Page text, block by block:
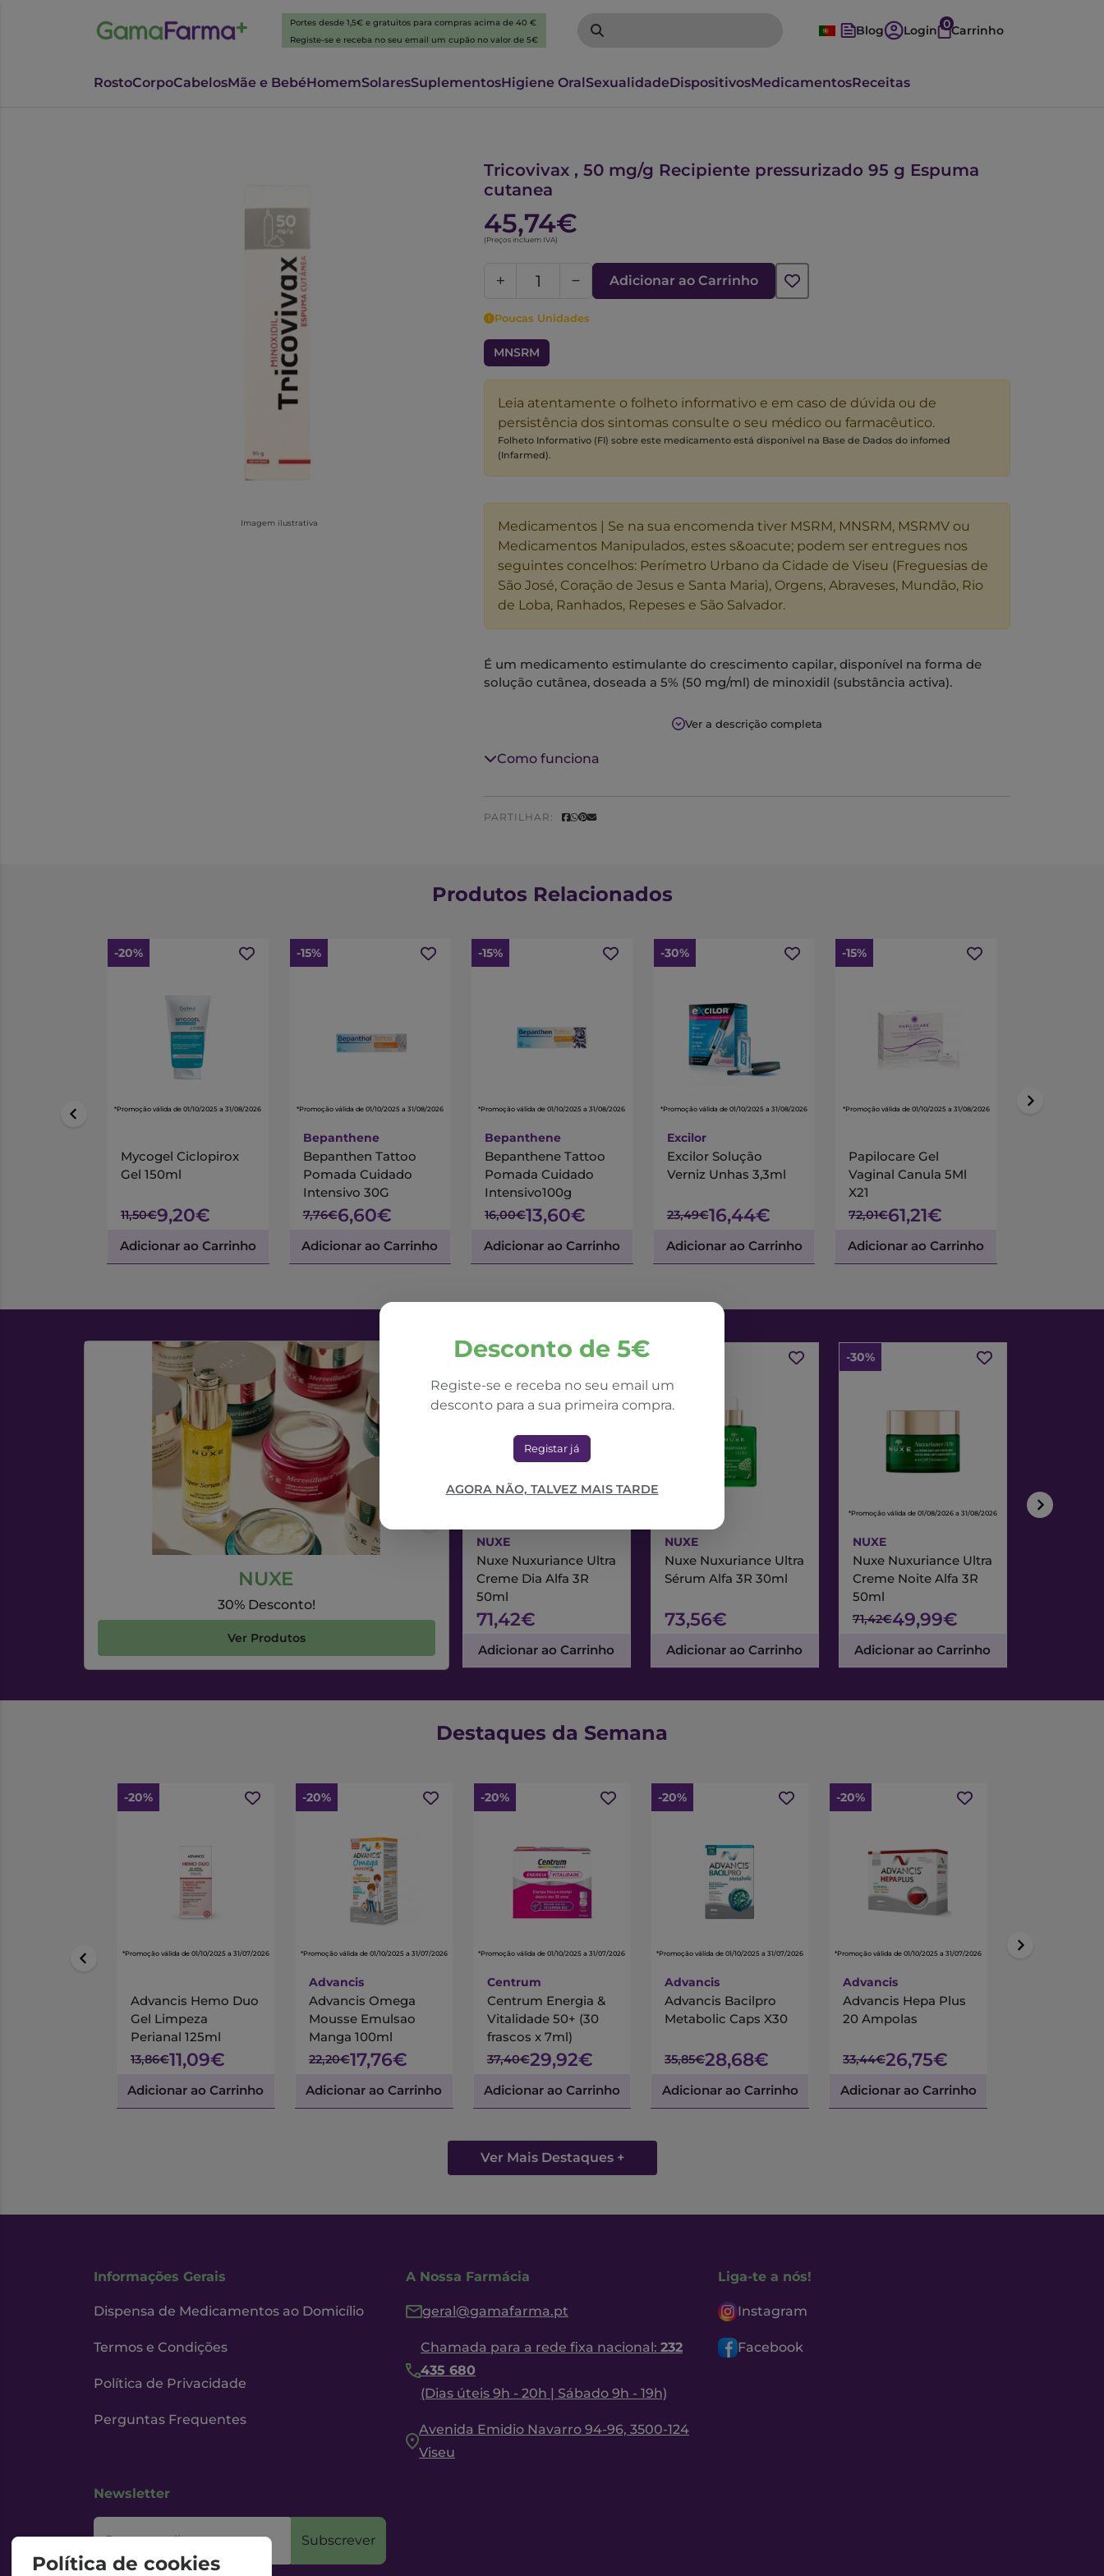
Portes desde 1,5€ e gratuitos para compras acima de 40 €
Registe-se e receba no seu email um cupão no valor de 5€
Blog Login 0Carrinho
RostoCorpoCabelosMãe e BebéHomemSolaresSuplementosHigiene OralSexualidadeDispositivosMedicamentosReceitas
Imagem ilustrativa
Tricovivax , 50 mg/g Recipiente pressurizado 95 g Espuma
cutanea
45,74€
(Preços incluem IVA)
Adicionar ao Carrinho
Poucas Unidades
MNSRM
Leia atentamente o folheto informativo e em caso de dúvida ou de
persistência dos sintomas consulte o seu médico ou farmacêutico.
Folheto Informativo (FI) sobre este medicamento está disponível na Base de Dados do infomed
(Infarmed).
Medicamentos | Se na sua encomenda tiver MSRM, MNSRM, MSRMV ou
Medicamentos Manipulados, estes s&oacute; podem ser entregues nos
seguintes concelhos: Perímetro Urbano da Cidade de Viseu (Freguesias de
São José, Coração de Jesus e Santa Maria), Orgens, Abraveses, Mundão, Rio
de Loba, Ranhados, Repeses e São Salvador.
É um medicamento estimulante do crescimento capilar, disponível na forma de
solução cutânea, doseada a 5% (50 mg/ml) de minoxidil (substância activa).
Quando aplicado topicamente é um estimulante do crescimento capilar, eficaz no
tratamento da alopécia androgenética (calvície tipicamente masculina) e da
alopécia areata (normalmente de origem nervosa, e vulgarmente conhecida por
\"pelada\"), com ausência significativa de efeitos indesejáveis sistémicos e excelente
Ver a descrição completa
Como funciona
PARTILHAR:
Desconto de 5€
Registe-se e receba no seu email um
desconto para a sua primeira compra.
Registar já
AGORA NÃO, TALVEZ MAIS TARDE
Produtos Relacionados
-20%
*Promoção válida de 01/10/2025 a 31/08/2026
Mycogel Ciclopirox
Gel 150ml
11,50€9,20€
Adicionar ao Carrinho
-15%
*Promoção válida de 01/10/2025 a 31/08/2026
Bepanthene
Bepanthen Tattoo
Pomada Cuidado
Intensivo 30G
7,76€6,60€
Adicionar ao Carrinho
-15%
*Promoção válida de 01/10/2025 a 31/08/2026
Bepanthene
Bepanthene Tattoo
Pomada Cuidado
Intensivo100g
16,00€13,60€
Adicionar ao Carrinho
-30%
*Promoção válida de 01/10/2025 a 31/08/2026
Excilor
Excilor Solução
Verniz Unhas 3,3ml
23,49€16,44€
Adicionar ao Carrinho
-15%
*Promoção válida de 01/10/2025 a 31/08/2026
Papilocare Gel
Vaginal Canula 5Ml
X21
72,01€61,21€
Adicionar ao Carrinho
NUXE
30% Desconto!
Ver Produtos
NUXE
Nuxe Nuxuriance Ultra
Creme Dia Alfa 3R
50ml
71,42€
Adicionar ao Carrinho
NUXE
Nuxe Nuxuriance Ultra
Sérum Alfa 3R 30ml
73,56€
Adicionar ao Carrinho
-30%
*Promoção válida de 01/08/2026 a 31/08/2026
NUXE
Nuxe Nuxuriance Ultra
Creme Noite Alfa 3R
50ml
71,42€49,99€
Adicionar ao Carrinho
*Promoção válida
Destaques da Semana
-20%
*Promoção válida de 01/10/2025 a 31/07/2026
Advancis Hemo Duo
Gel Limpeza
Perianal 125ml
13,86€11,09€
Adicionar ao Carrinho
-20%
*Promoção válida de 01/10/2025 a 31/07/2026
Advancis
Advancis Omega
Mousse Emulsao
Manga 100ml
22,20€17,76€
Adicionar ao Carrinho
-20%
*Promoção válida de 01/10/2025 a 31/07/2026
Centrum
Centrum Energia &
Vitalidade 50+ (30
frascos x 7ml)
37,40€29,92€
Adicionar ao Carrinho
-20%
*Promoção válida de 01/10/2025 a 31/07/2026
Advancis
Advancis Bacilpro
Metabolic Caps X30
35,85€28,68€
Adicionar ao Carrinho
-20%
*Promoção válida de 01/10/2025 a 31/07/2026
Advancis
Advancis Hepa Plus
20 Ampolas
33,44€26,75€
Adicionar ao Carrinho
*Promoção válida de 01/
Ver Mais Destaques +
Informações Gerais
Dispensa de Medicamentos ao Domicílio
Termos e Condições
Política de Privacidade
Perguntas Frequentes
A Nossa Farmácia
geral@gamafarma.pt
Chamada para a rede fixa nacional: 232
435 680
(Dias úteis 9h - 20h | Sábado 9h - 19h)
Avenida Emidio Navarro 94-96, 3500-124
Viseu
Liga-te a nós!
Instagram
Facebook
Newsletter
O seu email Subscrever
Política de cookies